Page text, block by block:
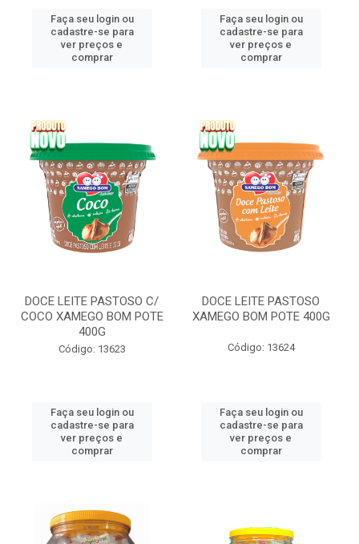
Faça seu login ou
cadastre-se para
ver preços e
comprar
Faça seu login ou
cadastre-se para
ver preços e
comprar
DOCE LEITE PASTOSO C/
COCO XAMEGO BOM POTE
400G
Código: 13623
Faça seu login ou
cadastre-se para
ver preços e
comprar
DOCE LEITE PASTOSO
XAMEGO BOM POTE 400G
Código: 13624
Faça seu login ou
cadastre-se para
ver preços e
comprar